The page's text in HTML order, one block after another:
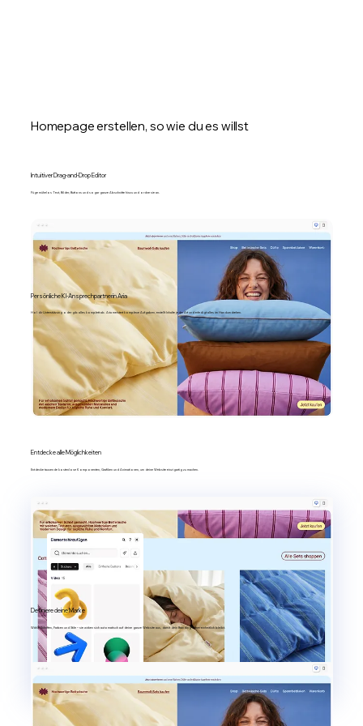
Homepage erstellen, so wie du es willst
Intuitiver Drag-and-Drop Editor
Füge mühelos Text, Bilder, Buttons und sogar ganze Abschnitte hinzu und ordne sie an.
Persönliche KI-Ansprechpartnerin Aria
Hol dir Unterstützung oder gib alles komplett ab. Aria meistert komplexe Aufgaben, erstellt Inhalte jeder Art und erledigt alles im Handumdrehen.
Entdecke alle Möglichkeiten
Entdecke tausende kostenlose Komponenten, Grafiken und Animationen, um deine Website einzigartig zu machen.
Definiere deine Marke
Wähle Schriften, Farben und Stile – sie wirken sich automatisch auf deine ganze Website aus, damit dein Branding immer einheitlich bleibt.